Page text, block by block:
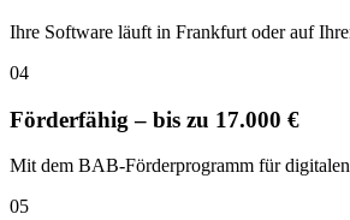
Ihre Software läuft in Frankfurt oder auf
04
Förderfähig – bis zu 17.000 €
Mit dem BAB-Förderprogramm für
05